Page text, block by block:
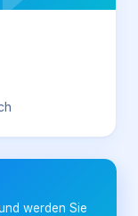
werden Sie